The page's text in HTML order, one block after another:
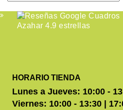
HORARIO TIENDA
Lunes a Jueves: 10:00 -
Viernes: 10:00 - 13:30 |